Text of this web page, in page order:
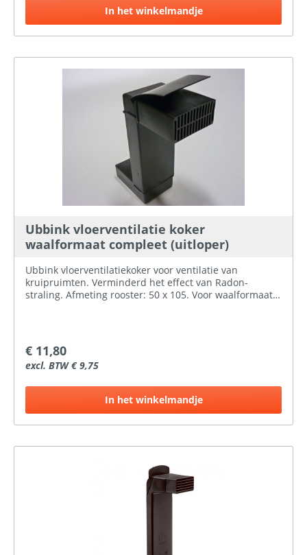
In het winkelmandje
Ubbink vloerventilatie koker
waalformaat compleet (uitloper)
Ubbink vloerventilatiekoker voor ventilatie van
kruipruimten. Verminderd het effect van Radon-
straling. Afmeting rooster: 50 x 105. Voor waalformaat.
€ 11,80
excl. BTW € 9,75
In het winkelmandje